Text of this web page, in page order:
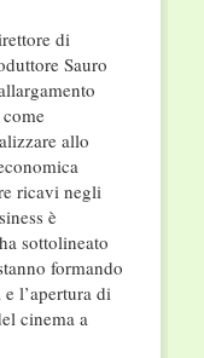
di
Sauro
allo
ricavi negli
è
sottolineato
formando
l’apertura di
cinema a